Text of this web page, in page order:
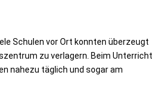
Schulen vor Ort konnten überzeugt
zu verlagern. Beim Unterricht
nahezu täglich und sogar am